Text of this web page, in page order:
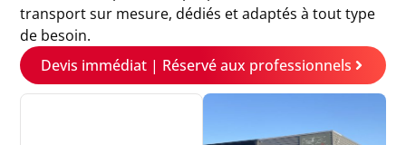
transport sur mesure, dédiés et adaptés à tout type
de besoin.
Devis immédiat | Réservé aux professionnels